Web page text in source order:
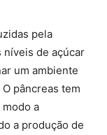
pela
níveis de açúcar
um ambiente
pâncreas tem
a
a produção de